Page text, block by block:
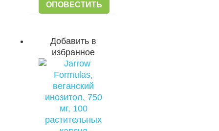
ОПОВЕСТИТЬ
Добавить в
избранное